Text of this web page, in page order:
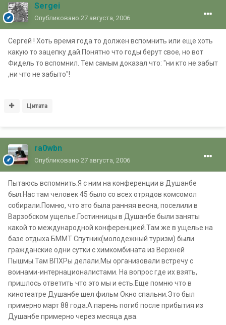
Sergei
Опубликовано 27 августа, 2006
Сергей ! Хоть время года то должен вспомнить или еще хоть
какую то зацепку дай.Понятно что годы берут свое, но вот
Фидель то вспомнил. Тем самым доказал что: "ни кто не забыт
,ни что не забыто"!
Цитата
ra0wbn
Опубликовано 27 августа, 2006
Пытаюсь вспомнить.Я с ним на конференции в Душанбе
был.Нас там человек 45 было со всех отрядов комсомол
собирали.Помню, что это была ранняя весна, поселили в
Варзобском ущелье.Гостинницы в Душанбе были заняты
какой то международной конференцией.Там же в ущелье на
базе отдыха БММТ Спутник(молодежный туризм) были
гражданские одни сутки с химкомбината из Верхней
Пышмы.Там ВПХРы делали.Мы организовали встречу с
воинами-интернационалистами. На вопрос где их взять,
пришлось ответить что это мы и есть.Еще помню что в
кинотеатре Душанбе шел фильм Окно спальни.Это был
примерно март 88 года.А парень погиб после прибытия из
Душанбе примерно через месяца два.